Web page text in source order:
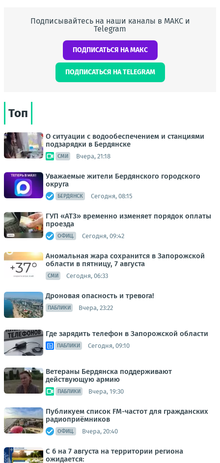
Подписывайтесь на наши каналы в МАКС и
Telegram
ПОДПИСАТЬСЯ НА МАКС
ПОДПИСАТЬСЯ НА TELEGRAM
Топ
О ситуации с водообеспечением и станциями
подзарядки в Бердянске
СМИ Вчера, 21:18
Уважаемые жители Бердянского городского
округа
БЕРДЯНСК Сегодня, 08:15
ГУП «АТЗ» временно изменяет порядок оплаты
проезда
ОФИЦ. Сегодня, 09:42
Аномальная жара сохранится в Запорожской
области в пятницу, 7 августа
СМИ Сегодня, 06:33
Дроновая опасность и тревога!
ПАБЛИКИ Вчера, 23:22
Где зарядить телефон в Запорожской области
ПАБЛИКИ Сегодня, 09:10
Ветераны Бердянска поддерживают
действующую армию
ПАБЛИКИ Вчера, 19:30
Публикуем список FM-частот для гражданских
радиоприёмников
ОФИЦ. Вчера, 20:40
С 6 на 7 августа на территории региона
ожидается: